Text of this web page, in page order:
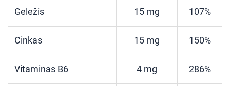
Geležis 15 mg 107%
Cinkas 15 mg 150%
Vitaminas B6 4 mg 286%